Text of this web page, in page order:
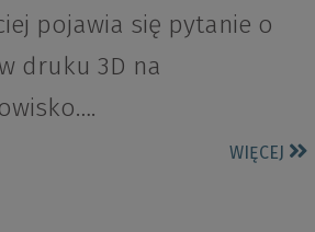
pojawia się pytanie o
druku 3D na
WIĘCEJ